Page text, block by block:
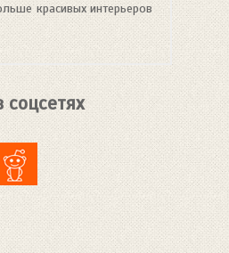
красивых интерьеров